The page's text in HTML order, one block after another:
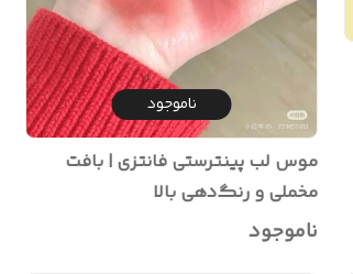
ناموجود
موس لب پینترستی فانتزی | بافت
مخملی و رنگ‌دهی بالا
ناموجود